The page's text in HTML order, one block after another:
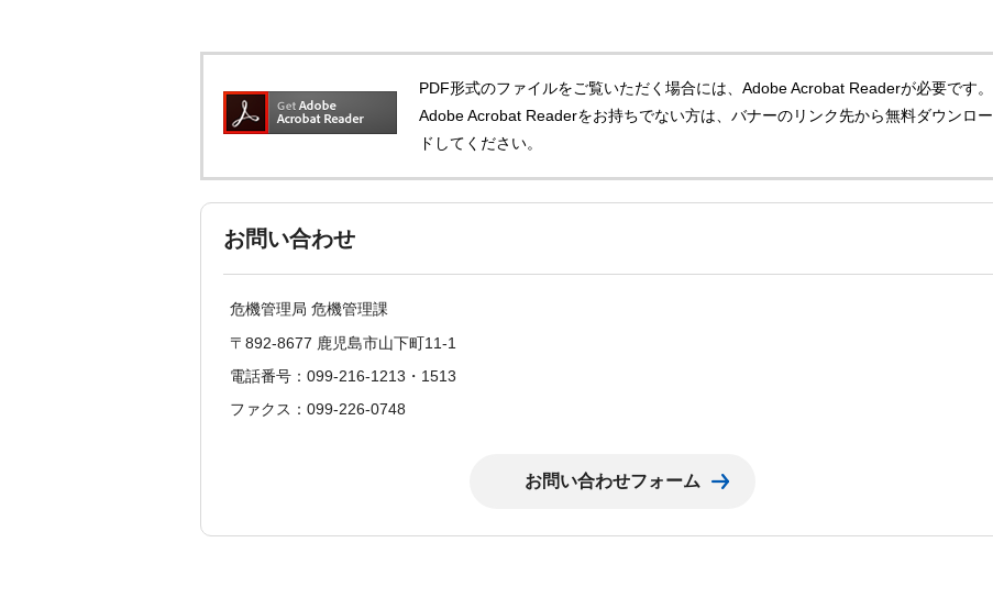
PDF形式のファイルをご覧いただく場合には、Adobe Acrobat Readerが必要です。
Adobe Acrobat Readerをお持ちでない方は、バナーのリンク先から無料ダウンロー
ドしてください。
お問い合わせ
危機管理局 危機管理課
〒892-8677 鹿児島市山下町11-1
電話番号：099-216-1213・1513
ファクス：099-226-0748